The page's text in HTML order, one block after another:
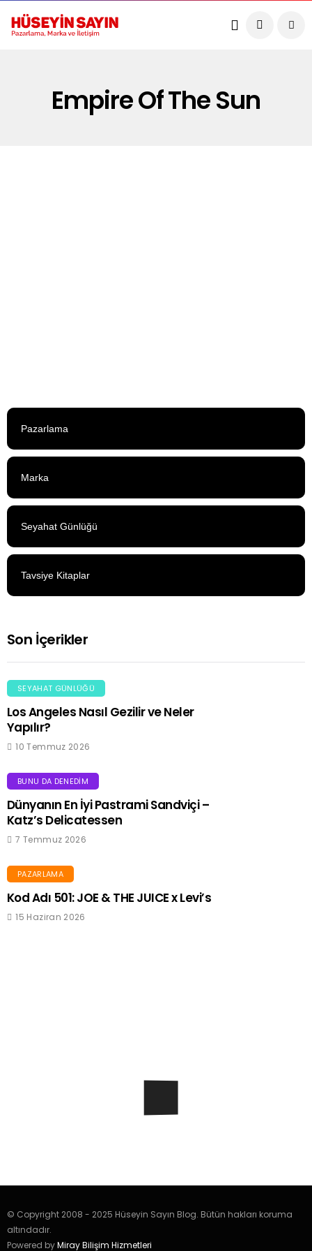
Empire Of The Sun
Pazarlama
Marka
Seyahat Günlüğü
Tavsiye Kitaplar
Son İçerikler
SEYAHAT GÜNLÜĞÜ
Los Angeles Nasıl Gezilir ve Neler
Yapılır?
10 Temmuz 2026
BUNU DA DENEDIM
Dünyanın En İyi Pastrami Sandviçi –
Katz’s Delicatessen
7 Temmuz 2026
PAZARLAMA
Kod Adı 501: JOE & THE JUICE x Levi’s
15 Haziran 2026
© Copyright 2008 - 2025 Hüseyin Sayın Blog. Bütün hakları koruma
altındadır.
Powered byMiray Bilişim Hizmetleri